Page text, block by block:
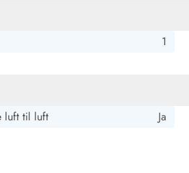
1
luft til luft Ja